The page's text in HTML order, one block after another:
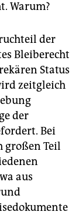
Warum?
der
Bleiberecht
Status
zeitgleich
der
Bei
großen Teil
aus